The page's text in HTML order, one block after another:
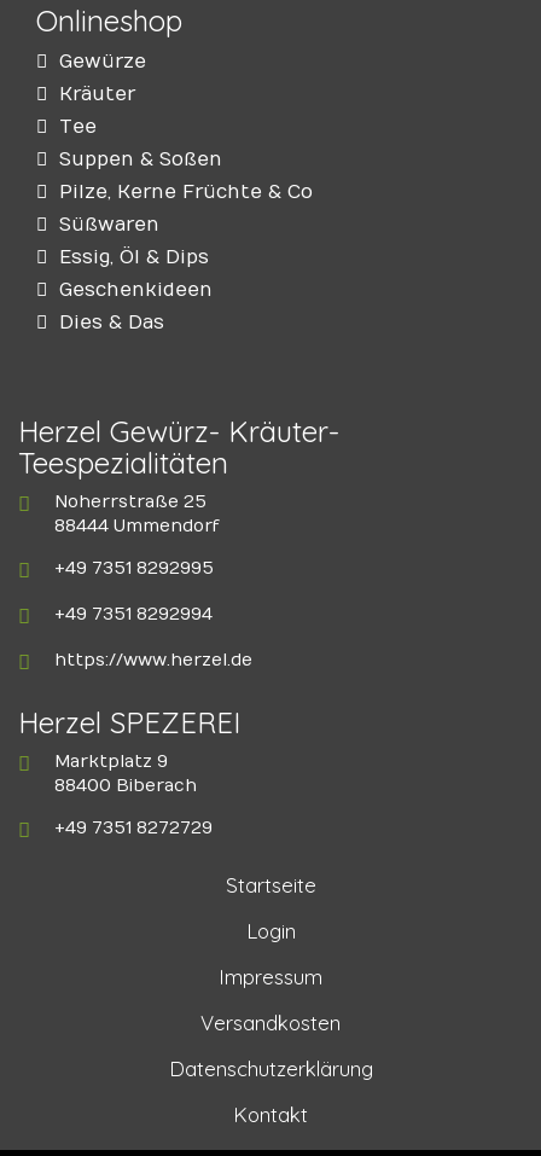
Onlineshop
Gewürze
Kräuter
Tee
Suppen & Soßen
Pilze, Kerne Früchte & Co
Süßwaren
Essig, Öl & Dips
Geschenkideen
Dies & Das
Herzel Gewürz- Kräuter-
Teespezialitäten
Noherrstraße 25
88444 Ummendorf
+49 7351 8292995
+49 7351 8292994
https://www.herzel.de
Herzel SPEZEREI
Marktplatz 9
88400 Biberach
+49 7351 8272729
Startseite
Login
Impressum
Versandkosten
Datenschutzerklärung
Kontakt